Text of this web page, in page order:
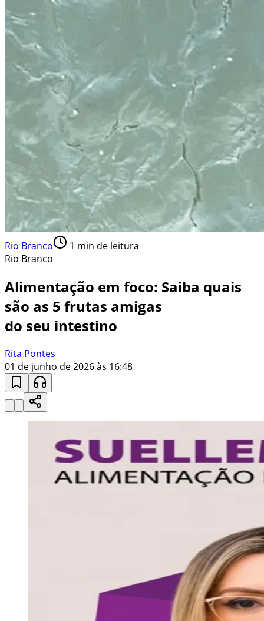
Rio Branco 1 min de leitura
Rio Branco
Alimentação em foco: Saiba quais
são as 5 frutas amigas
do seu intestino
Rita Pontes
01 de junho de 2026 às 16:48